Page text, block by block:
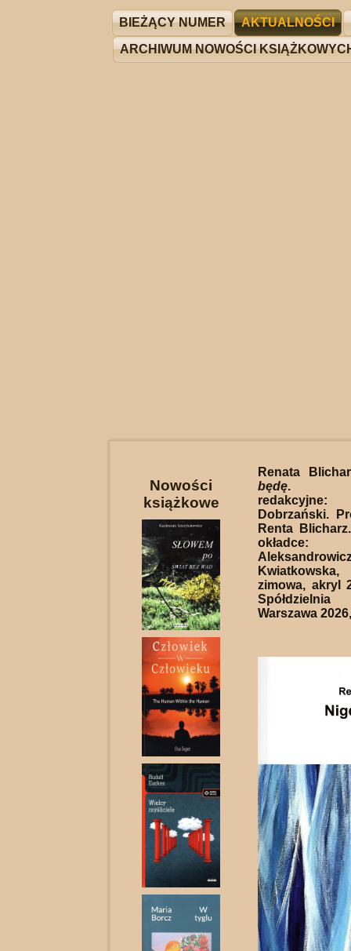
BIEŻĄCY NUMER AKTUALNOŚCI
ARCHIWUM NOWOŚCI
Nowości
książkowe
Renata
będę.
Dobrzański.
Renta
zimowa, akryl
Spółdzielnia
Warszawa